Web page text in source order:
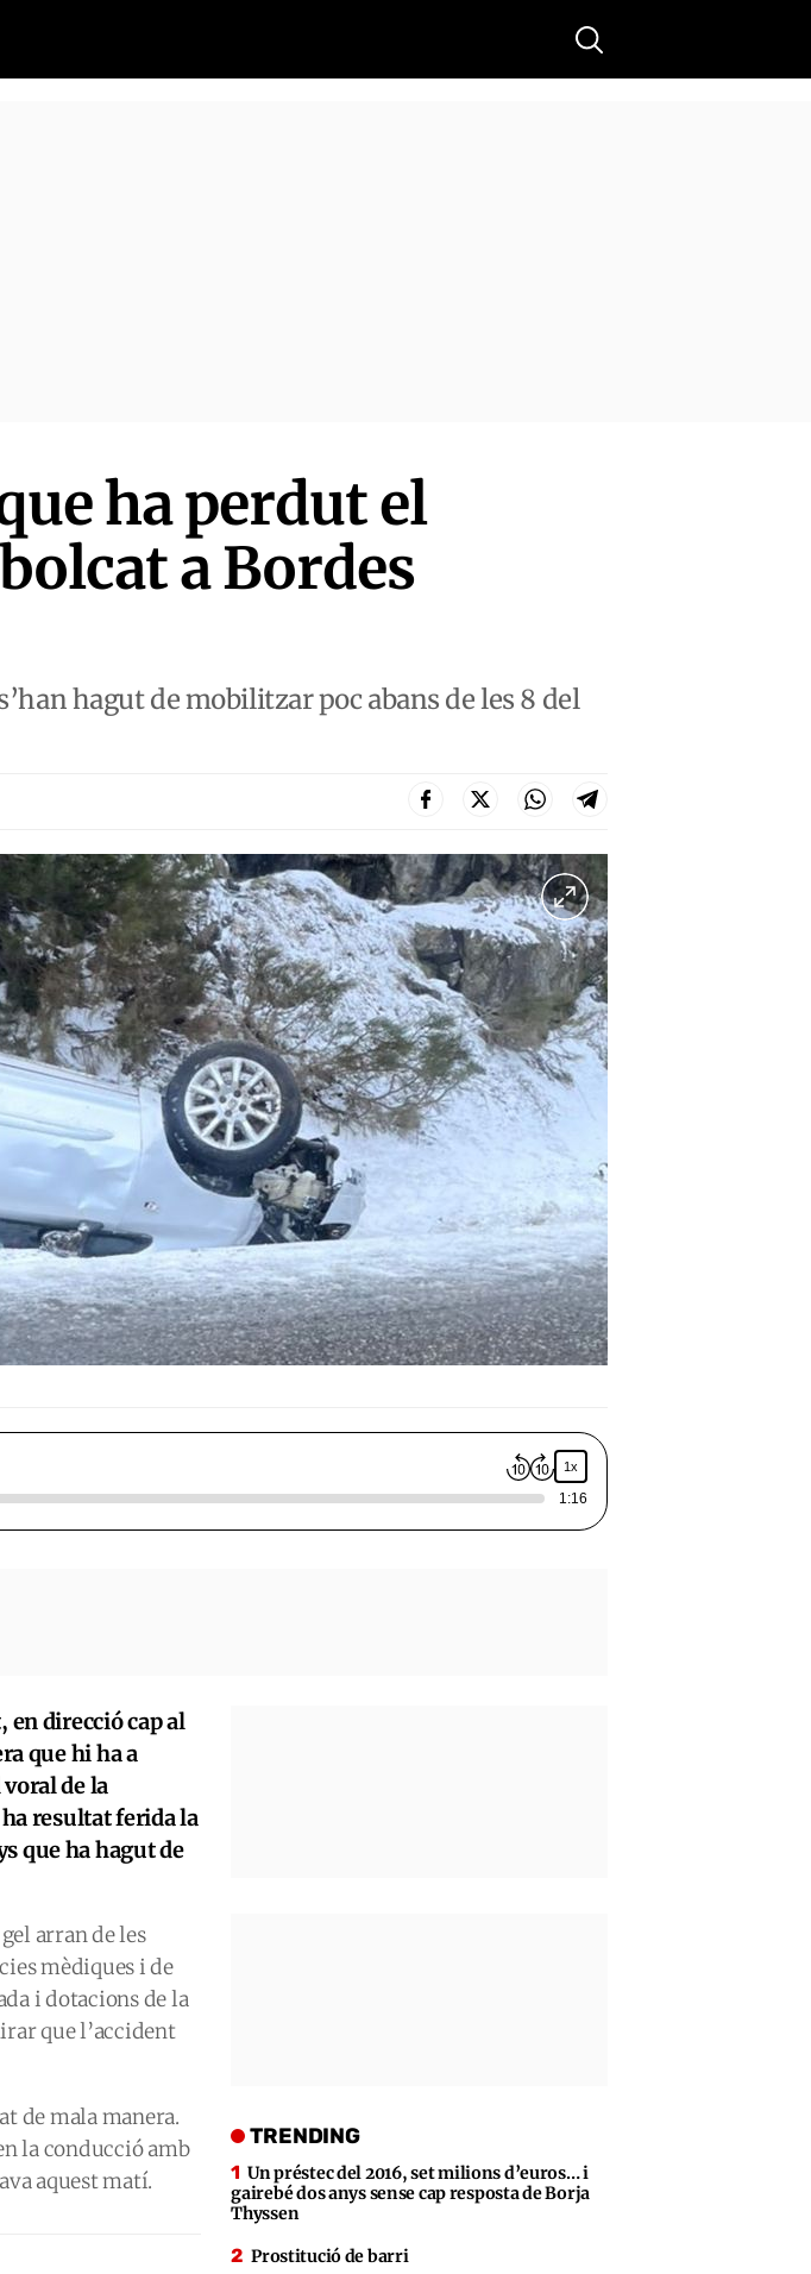
Buscar
ha perdut el
a Bordes
hagut de mobilitzar poc abans de les 8 del
1x
1:16
en direcció cap al
que hi ha a
de la
resultat ferida la
que ha hagut de
arran de les
mèdiques i de
i dotacions de la
que l’accident
de mala manera.
la conducció amb
aquest matí.
TRENDING
Un préstec del 2016, set milions d’euros… i
gairebé dos anys sense cap resposta de Borja
Thyssen
Prostitució de barri